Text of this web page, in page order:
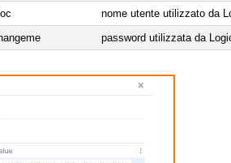
nome utente utilizzato da
password utilizzata da